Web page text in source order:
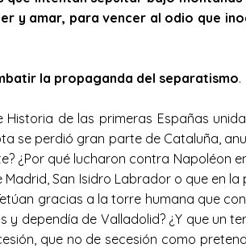
y amar, para vencer al odio que
la propaganda del separatismo.
de las primeras Españas
se perdió gran parte de Cataluña,
¿Por qué lucharon contra Napoléon
San Isidro Labrador o que en
gracias a la torre humana que
dependía de Valladolid? ¿Y que un
que no de secesión como